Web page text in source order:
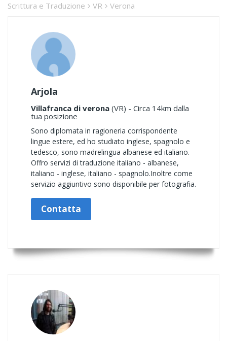
Scrittura e Traduzione VR Verona
Arjola
Villafranca di verona (VR) - Circa 14km dalla
tua posizione
Sono diplomata in ragioneria corrispondente
lingue estere, ed ho studiato inglese, spagnolo e
tedesco, sono madrelingua albanese ed italiano.
Offro servizi di traduzione italiano - albanese,
italiano - inglese, italiano - spagnolo.Inoltre come
servizio aggiuntivo sono disponibile per fotografia.
Contatta